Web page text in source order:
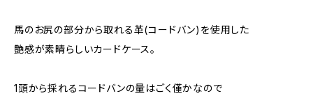
馬のお尻の部分から取れる革(コードバン)を使用した
艶感が素晴らしいカードケース。
1頭から採れるコードバンの量はごく僅かなので